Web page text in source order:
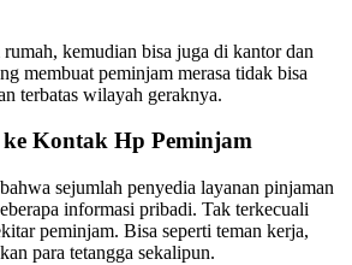
kemudian bisa juga di kantor dan
membuat peminjam merasa tidak bisa
terbatas wilayah geraknya.
Kontak Hp Peminjam
sejumlah penyedia layanan pinjaman
informasi pribadi. Tak terkecuali
peminjam. Bisa seperti teman kerja,
para tetangga sekalipun.